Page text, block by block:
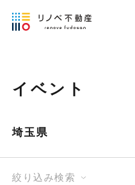
イベント
埼玉県
絞り込み検索